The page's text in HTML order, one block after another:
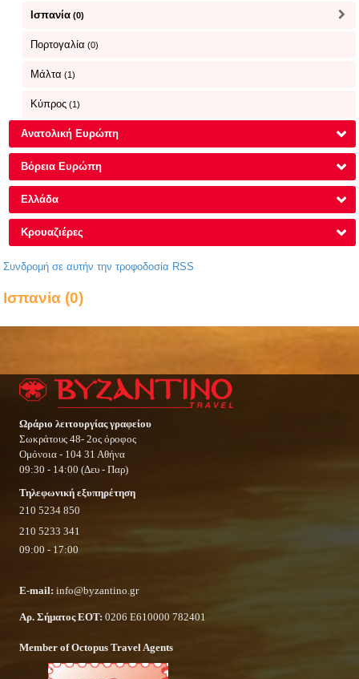
Ισπανία(0)
Πορτογαλία (0)
Μάλτα (1)
Κύπρος(1)
Ανατολική Ευρώπη
Βόρεια Ευρώπη
Ελλάδα
Κρουαζιέρες
Συνδρομή σε αυτήν την τροφοδοσία RSS
Ισπανία (0)
Ωράριο λειτουργίας γραφείου
Σωκράτους 48- 2ος όροφος
Ομόνοια - 104 31 Αθήνα
09:30 - 14:00 (Δευ - Παρ)
Τηλεφωνική εξυπηρέτηση
210 5234 850
210 5233 341
09:00 - 17:00
E-mail: info@byzantino.gr
Αρ. Σήματος ΕΟΤ: 0206 Ε610000 782401
Member of Octopus Travel Agents